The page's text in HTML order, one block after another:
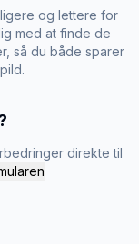
og lettere for
med at finde de
så du både sparer
direkte til